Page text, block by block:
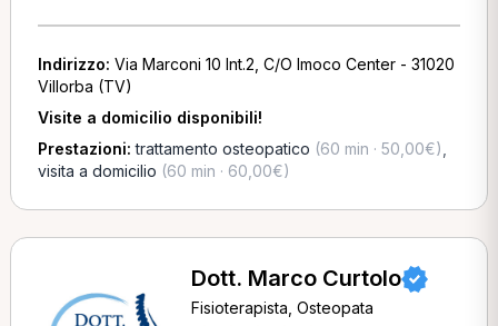
Indirizzo: Via Marconi 10 Int.2, C/O Imoco Center - 31020
Villorba (TV)
Visite a domicilio disponibili!
Prestazioni:trattamento osteopatico (60 min · 50,00€)
visita a domicilio (60 min · 60,00€)
Dott. Marco Curtolo
Fisioterapista, Osteopata